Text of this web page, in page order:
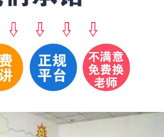
187****7043